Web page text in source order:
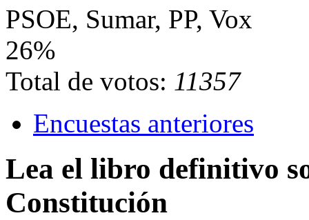
PSOE, Sumar, PP, Vox
26%
Total de votos: 11357
Encuestas anteriores
Lea el libro definitivo
Constitución